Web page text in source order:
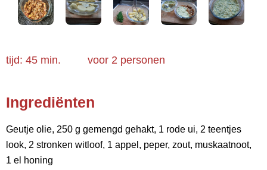
tijd: 45 min. voor 2 personen
Ingrediënten
Geutje olie, 250 g gemengd gehakt, 1 rode ui, 2 teentjes
look, 2 stronken witloof, 1 appel, peper, zout, muskaatnoot,
1 el honing